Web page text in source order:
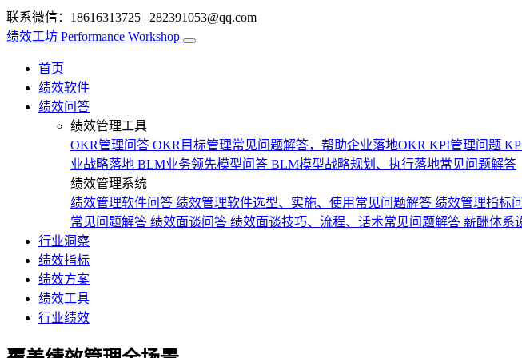
联系微信：18616313725 | 282391053@qq.com
绩效工坊 Performance Workshop
首页
绩效软件
绩效问答
绩效管理工具
OKR管理问答 OKR目标管理常见问题解答，帮助企业落地OKR KPI管理问题
业战略落地 BLM业务领先模型问答 BLM模型战略规划、执行落地常见问题解答
绩效管理系统
绩效管理软件问答 绩效管理软件选型、实施、使用常见问题解答 绩效管理指标
常见问题解答 绩效面谈问答 绩效面谈技巧、流程、话术常见问题解答 薪酬体系
行业洞察
绩效指标
绩效方案
绩效工具
行业绩效